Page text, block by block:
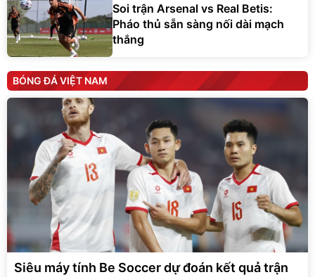
Soi trận Arsenal vs Real Betis:
Pháo thủ sẵn sàng nối dài mạch
thắng
BÓNG ĐÁ VIỆT NAM
Siêu máy tính Be Soccer dự đoán kết quả trận